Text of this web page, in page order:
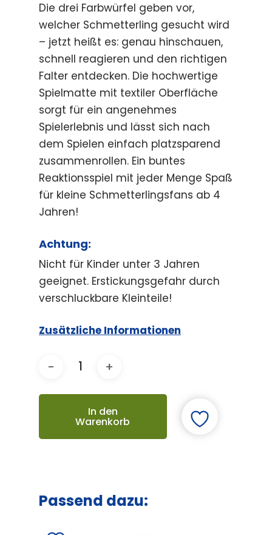
Die drei Farbwürfel geben vor,
welcher Schmetterling gesucht wird
– jetzt heißt es: genau hinschauen,
schnell reagieren und den richtigen
Falter entdecken. Die hochwertige
Spielmatte mit textiler Oberfläche
sorgt für ein angenehmes
Spielerlebnis und lässt sich nach
dem Spielen einfach platzsparend
zusammenrollen. Ein buntes
Reaktionsspiel mit jeder Menge Spaß
für kleine Schmetterlingsfans ab 4
Jahren!
Achtung:
Nicht für Kinder unter 3 Jahren
geeignet. Erstickungsgefahr durch
verschluckbare Kleinteile!
Zusätzliche Informationen
In den
Warenkorb
Passend dazu: